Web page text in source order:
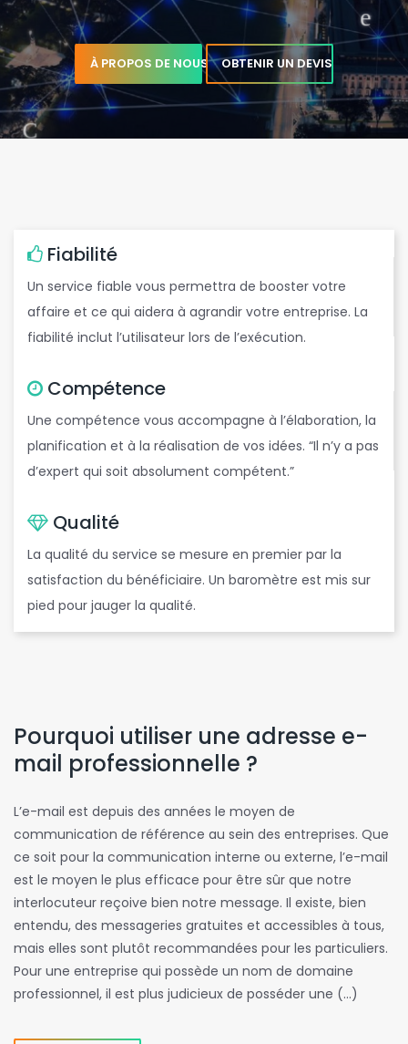
e
b
t
À PROPOS DE NOUS OBTENIR UN DEVIS
Fiabilité
Un service fiable vous permettra de booster votre
affaire et ce qui aidera à agrandir votre entreprise. La
fiabilité inclut l’utilisateur lors de l’exécution.
Compétence
Une compétence vous accompagne à l’élaboration, la
planification et à la réalisation de vos idées. “Il n’y a pas
d’expert qui soit absolument compétent.”
Qualité
La qualité du service se mesure en premier par la
satisfaction du bénéficiaire. Un baromètre est mis sur
pied pour jauger la qualité.
Pourquoi utiliser une adresse e-
mail professionnelle ?
L’e-mail est depuis des années le moyen de
communication de référence au sein des entreprises. Que
ce soit pour la communication interne ou externe, l’e-mail
est le moyen le plus efficace pour être sûr que notre
interlocuteur reçoive bien notre message. Il existe, bien
entendu, des messageries gratuites et accessibles à tous,
mais elles sont plutôt recommandées pour les particuliers.
Pour une entreprise qui possède un nom de domaine
professionnel, il est plus judicieux de posséder une (…)